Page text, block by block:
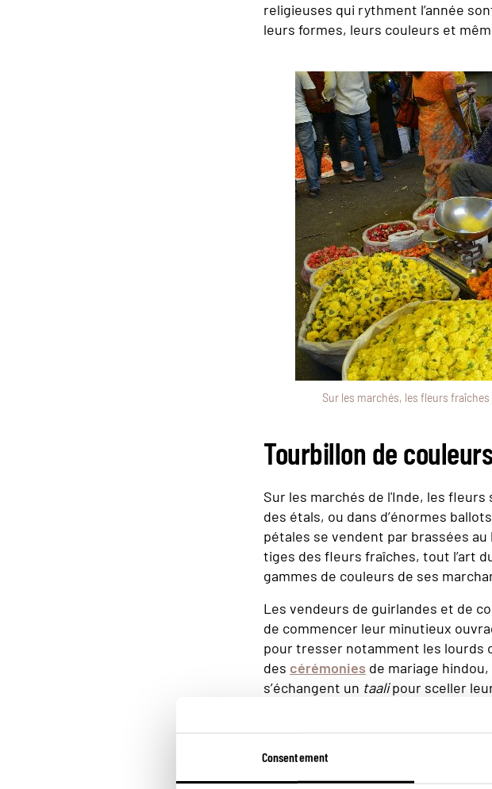
Consentement
religieuses qui rythment l’année
leurs formes, leurs couleurs et
Sur les marchés, les fleurs
Tourbillon de couleurs
Sur les marchés de l'Inde, les
des étals, ou dans d’énormes
pétales se vendent par brassées
tiges des fleurs fraîches, tout l’art
gammes de couleurs de ses
Les vendeurs de guirlandes et de
de commencer leur minutieux
pour tresser notamment les lourds
des cérémonies de mariage
s’échangent un taalipour sceller
Ganesh, le dieu à tête d’éléphant.
destinées à décorer les temples,